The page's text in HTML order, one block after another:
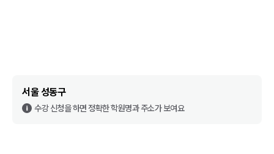
서울 성동구
수강 신청을 하면 정확한 학원명과 주소가 보여요